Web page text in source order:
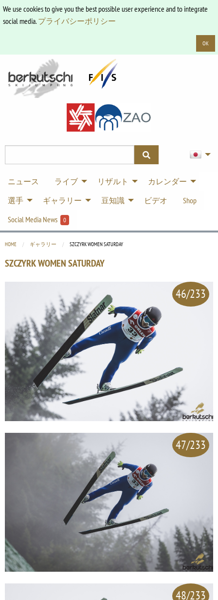
We use cookies to give you the best possible user experience and to integrate
social media.プライバシーポリシー
OK
ニュース ライブ リザルト
カレンダー
選手
ギャラリー 豆知識 ビデオ
Shop
Social Media News
0
HOME ギャラリー CURRENT:
SZCZYRK WOMEN SATURDAY
SZCZYRK WOMEN SATURDAY
46/233
47/233
48/233